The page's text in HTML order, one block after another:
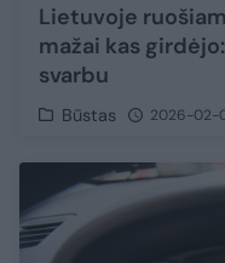
Lietuvoje
mažai kas
svarbu
Būstas 2026-02-